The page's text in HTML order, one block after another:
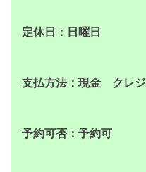
定休日：日曜日
支払方法：現金 クレ
予約可否：予約可